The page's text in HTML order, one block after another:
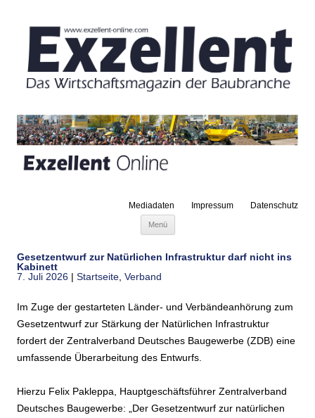
Mediadaten Impressum Datenschutz
Menü
Gesetzentwurf zur Natürlichen Infrastruktur darf nicht ins
Kabinett
7. Juli 2026 | Startseite Verband
Im Zuge der gestarteten Länder- und Verbändeanhörung zum
Gesetzentwurf zur Stärkung der Natürlichen Infrastruktur
fordert der Zentralverband Deutsches Baugewerbe (ZDB) eine
umfassende Überarbeitung des Entwurfs.
Hierzu Felix Pakleppa, Hauptgeschäftsführer Zentralverband
Deutsches Baugewerbe: „Der Gesetzentwurf zur natürlichen